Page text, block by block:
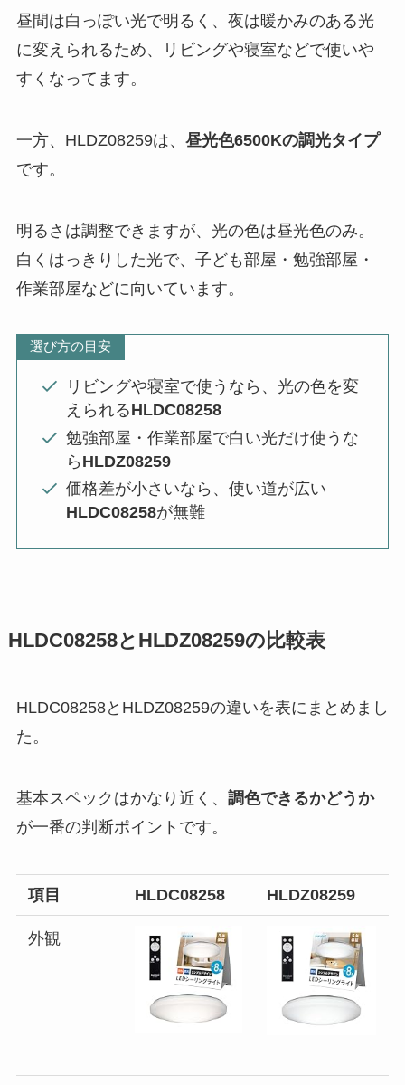
昼間は白っぽい光で明るく、夜は暖かみのある光
に変えられるため、リビングや寝室などで使いや
すくなってます。
一方、HLDZ08259は、 昼光色6500Kの調光タイプ
です。
明るさは調整できますが、光の色は昼光色のみ。
白くはっきりした光で、子ども部屋・勉強部屋・
作業部屋などに向いています。
選び方の目安
リビングや寝室で使うなら、光の色を変
えられるHLDC08258
勉強部屋・作業部屋で白い光だけ使うな
ら HLDZ08259
価格差が小さいなら、使い道が広い
HLDC08258が無難
HLDC08258とHLDZ08259の比較表
HLDC08258とHLDZ08259の違いを表にまとめまし
た。
基本スペックはかなり近く、 調色できるかどうか
が一番の判断ポイントです。
項目 HLDC08258 HLDZ08259
外観